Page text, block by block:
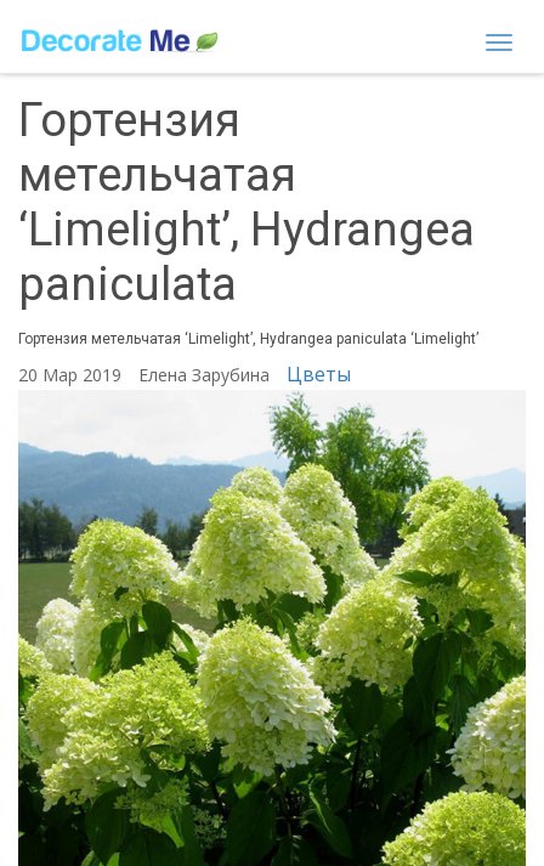
Гортензия
метельчатая
‘Limelight’, Hydrangea
paniculata
Гортензия метельчатая ‘Limelight’, Hydrangea paniculata ‘Limelight’
20 Мар 2019 Елена Зарубина Цветы